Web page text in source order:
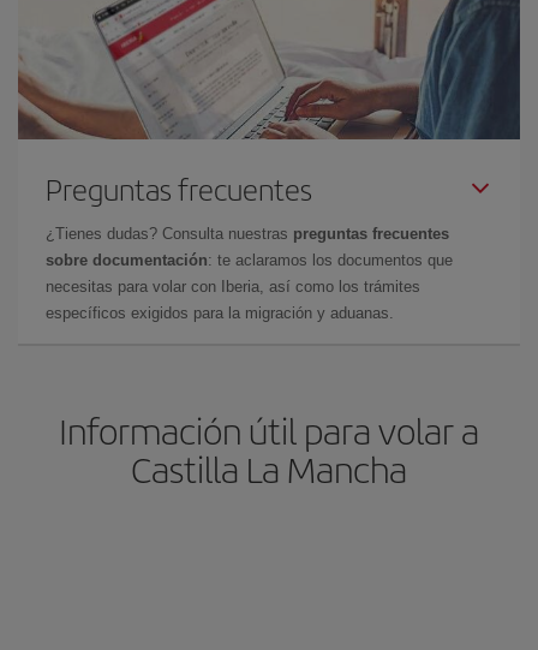
Preguntas frecuentes
¿Tienes dudas? Consulta nuestras preguntas frecuentes
sobre documentación: te aclaramos los documentos que
necesitas para volar con Iberia, así como los trámites
específicos exigidos para la migración y aduanas.
Información útil para volar a
Castilla La Mancha